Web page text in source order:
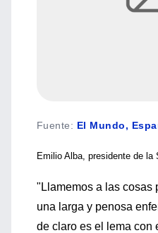
Fuente: El Mundo,
Emilio Alba, presidente de la
"Llamemos a las cosas
una larga y penosa
de claro es el lema con